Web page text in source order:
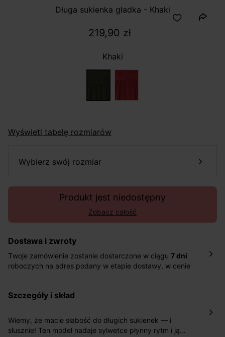
Długa sukienka gładka - Khaki
219,90 zł
Khaki
Wyświetl tabelę rozmiarów
wybierz swój rozmiar
Produkt jest niedostępny
Zobacz całość
Dostawa i zwroty
Twoje zamówienie zostanie dostarczone w ciągu 7 dni
roboczych na adres podany w etapie dostawy, w cenie
pośrednictwem DHL Express.
roboczych do wybranego przez Ciebie paczkomatu , a
koszt przesyłki wynosi 9,40 zł.
szczegóły i skład
Wiemy, że macie słabość do długich sukienek — i
słusznie! Ten model nadaje sylwetce płynny rytm i ją